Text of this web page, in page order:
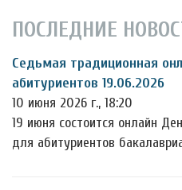
ПОСЛЕДНИЕ
Седьмая традиционная
абитуриентов 19.06.2026
10 июня 2026 г., 18:20
19 июня состоится онлайн
для абитуриентов